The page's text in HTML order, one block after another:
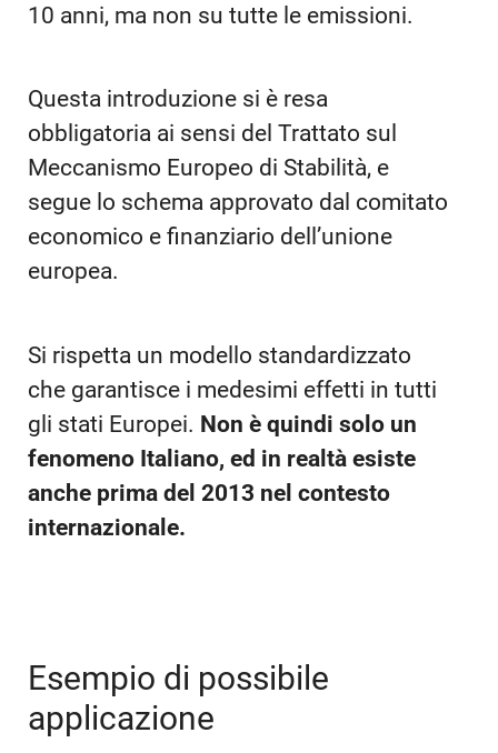
10 anni, ma non su tutte le emissioni.
Questa introduzione si è resa
obbligatoria ai sensi del Trattato sul
Meccanismo Europeo di Stabilità, e
segue lo schema approvato dal comitato
economico e finanziario dell’unione
europea.
Si rispetta un modello standardizzato
che garantisce i medesimi effetti in tutti
gli stati Europei. Non è quindi solo un
fenomeno Italiano, ed in realtà esiste
anche prima del 2013 nel contesto
internazionale.
Esempio di possibile
applicazione